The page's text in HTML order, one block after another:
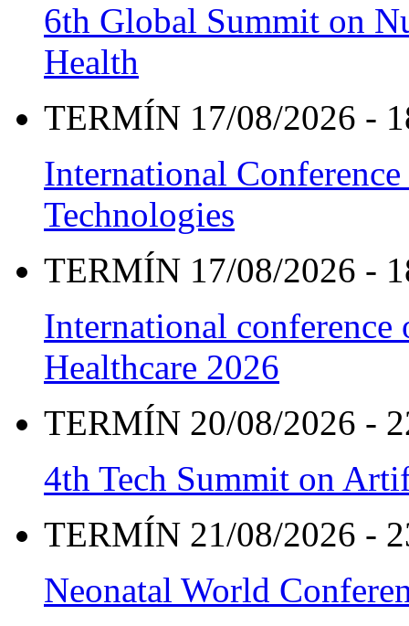
6th Global Summit on
Health
TERMÍN 17/08/2026 -
International
Technologies
TERMÍN 17/08/2026 -
International
Healthcare 2026
TERMÍN 20/08/2026 -
4th Tech Summit on
TERMÍN 21/08/2026 -
Neonatal World